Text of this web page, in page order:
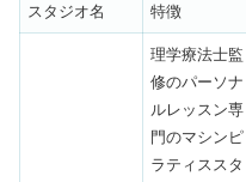
スタジオ名 特徴
理学療法士監
修のパーソナ
ルレッスン専
門のマシンピ
ラティススタ